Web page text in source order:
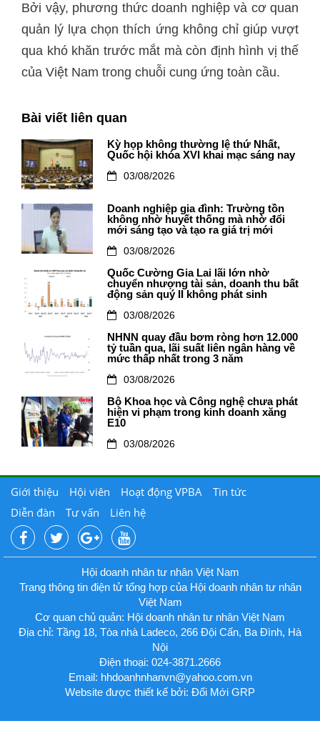
Bởi vậy, phương thức doanh nghiệp và cơ quan
quản lý lựa chọn thích ứng không chỉ giúp vượt
qua khó khăn trước mắt mà còn định hình vị thế
của Việt Nam trong chuỗi cung ứng toàn cầu.
Bài viết liên quan
Kỳ họp không thường lệ thứ Nhất,
Quốc hội khóa XVI khai mạc sáng nay
03/08/2026
Doanh nghiệp gia đình: Trường tồn
không nhờ huyết thống mà nhờ đổi
mới sáng tạo và tạo ra giá trị mới
03/08/2026
Quốc Cường Gia Lai lãi lớn nhờ
chuyển nhượng tài sản, doanh thu bất
động sản quý II không phát sinh
03/08/2026
NHNN quay đầu bơm ròng hơn 12.000
tỷ tuần qua, lãi suất liên ngân hàng về
mức thấp nhất trong 3 năm
03/08/2026
Bộ Khoa học và Công nghệ chưa phát
hiện vi phạm trong kinh doanh xăng
E10
03/08/2026
Giới thiệu Hội viên Hoạt động VPBA
Tin tức
Diễn đàn
Tư vấn Liên hệ
Hội doanh nhân tư nhân Việt Nam
Trang thông tin điện tử tổng hợp của Hội doanh nhân tư nhân
Việt Nam
Cơ quan chủ quản: Hội doanh nhân tư nhân Việt Nam
Địa chỉ: Tầng 18, Tòa nhà Ladeco, 266 Đội Cấn, Ba Đình, Hà
Nội
Điện thoại: 024-3871.2666
Email: hhdoanhnhanvn@yahoo.com.vn
Website được thiết kế bởi: Đổi Mới GRP